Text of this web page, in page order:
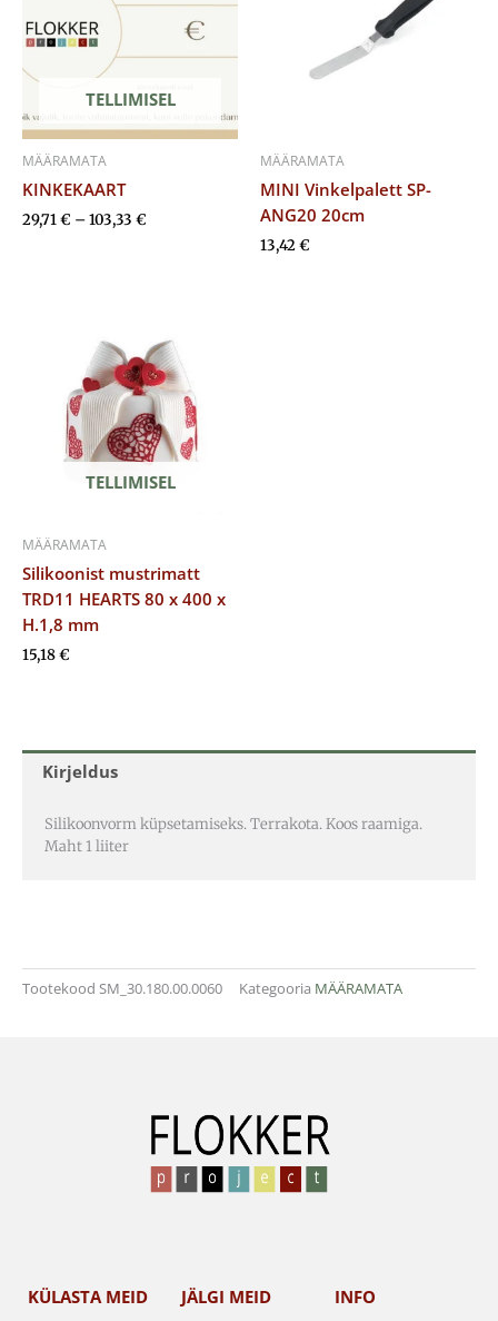
Kirjeldus
Silikoonvorm küpsetamiseks. Terrakota. Koos raamiga.
Maht 1 liiter
Tootekood SM_30.180.00.0060 Kategooria MÄÄRAMATA
TELLIMISEL
MÄÄRAMATA
KINKEKAART
29,71€ –103,33 €
MÄÄRAMATA
MINI Vinkelpalett SP-
ANG20 20cm
13,42€
TELLIMISEL
MÄÄRAMATA
Silikoonist mustrimatt
TRD11 HEARTS 80 x 400 x
H.1,8 mm
15,18€
KÜLASTA MEID JÄLGI MEID INFO